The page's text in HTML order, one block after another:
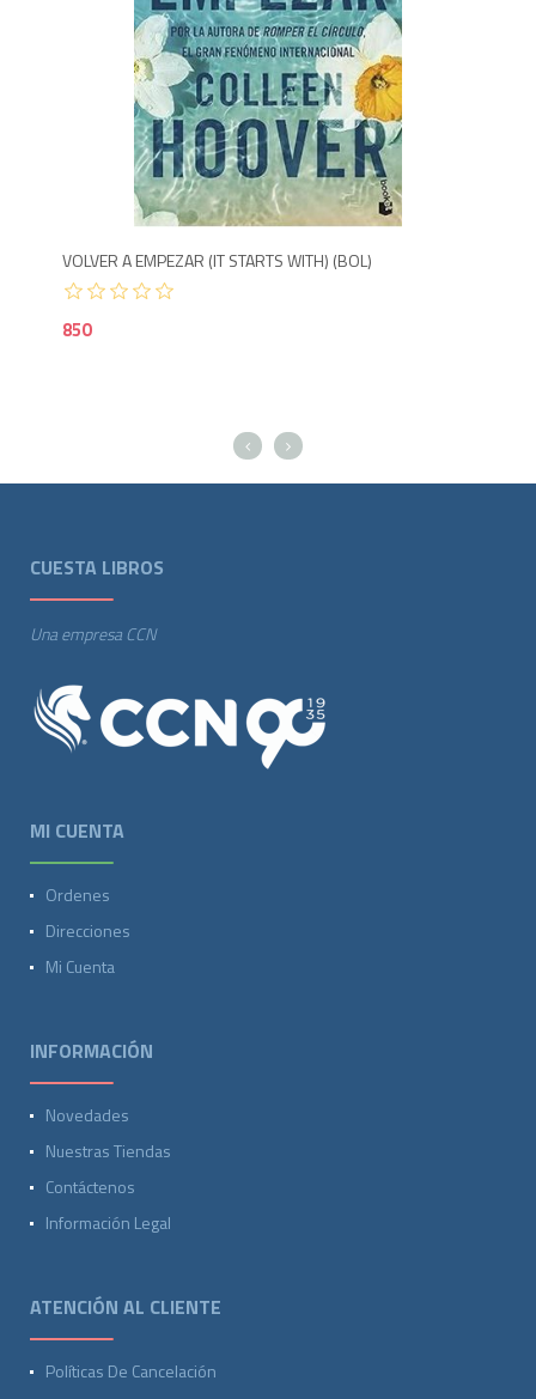
VOLVER A EMPEZAR (IT STARTS WITH) (BOL)
850
CUESTA LIBROS
Una empresa CCN
MI CUENTA
Ordenes
Direcciones
Mi Cuenta
INFORMACIÓN
Novedades
Nuestras Tiendas
Contáctenos
Información Legal
ATENCIÓN AL CLIENTE
Políticas De Cancelación